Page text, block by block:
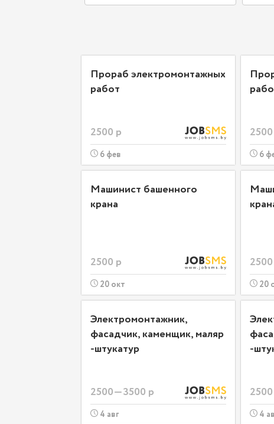
Прораб электромонтажных
работ
2500 р
6 фев 6
Машинист башенного
крана
2500 р
20 окт 20
Электромонтажник,
фасадчик, каменщик, маляр
-штукатур
2500—3500 р
4 авг
-
4